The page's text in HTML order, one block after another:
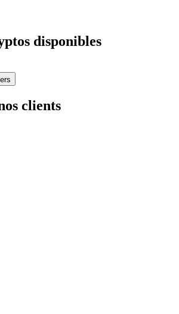
disponibles
clients